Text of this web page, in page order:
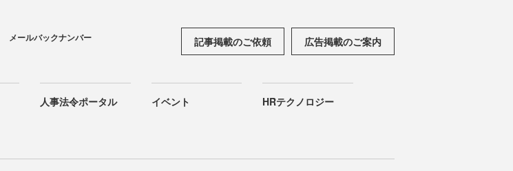
メールバックナンバー 記事掲載のご依頼 広告掲載のご案内
人事法令ポータル イベント HRテクノロジー